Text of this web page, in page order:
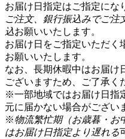
お届け日指定はご指定にな
ご注文、銀行振込みでご注
込お願いいたします。
お届け日をご指定いただく
お願いいたします。
なお、長期休暇中はお届け
ございますため、ご了承く
※一部地域ではお届け日指
元に届かない場合がござい
※物流繁忙期（お歳暮・お
はお届け日指定より遅れる